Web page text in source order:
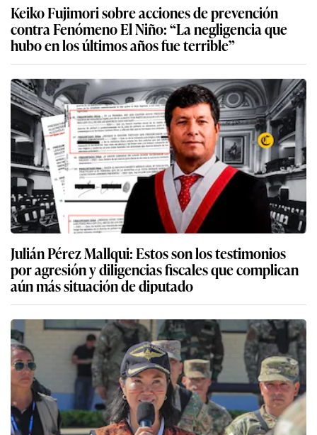
Keiko Fujimori sobre acciones de prevención
contra Fenómeno El Niño: “La negligencia que
hubo en los últimos años fue terrible”
Julián Pérez Mallqui: Estos son los testimonios
por agresión y diligencias fiscales que complican
aún más situación de diputado